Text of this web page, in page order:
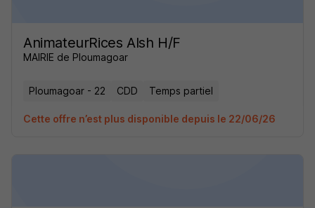
AnimateurRices Alsh H/F
MAIRIE de Ploumagoar
Ploumagoar - 22 CDD Temps partiel
Cette offre n’est plus disponible depuis le 22/06/26